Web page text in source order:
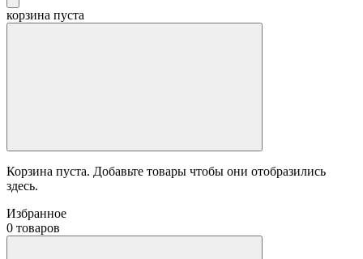
корзина пуста
Корзина пуста. Добавьте товары чтобы они отобразились
здесь.
Избранное
0 товаров